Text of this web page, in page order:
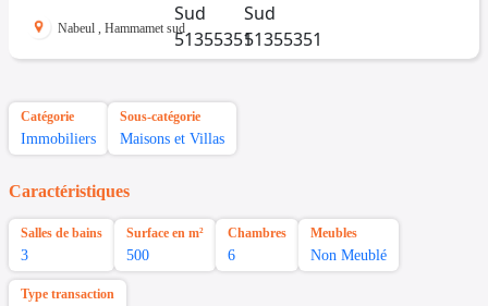
Nabeul , Hammamet sud
Catégorie
Immobiliers
Sous-catégorie
Maisons et Villas
Caractéristiques
Salles de bains
3
Surface en m²
500
Chambres
6
Meubles
Non Meublé
Type transaction